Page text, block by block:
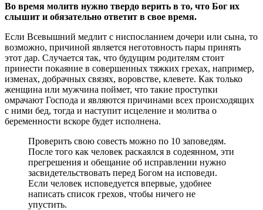
Во время молитв нужно твердо верить в то, что Бог их
слышит и обязательно ответит в свое время.
Если Всевышний медлит с ниспосланием дочери или сына, то
возможно, причиной является неготовность пары принять
этот дар. Случается так, что будущим родителям стоит
принести покаяние в совершенных тяжких грехах, например,
изменах, добрачных связях, воровстве, клевете. Как только
женщина или мужчина поймет, что такие проступки
омрачают Господа и являются причинами всех происходящих
с ними бед, тогда и наступит исцеление и молитва о
беременности вскоре будет исполнена.
Проверить свою совесть можно по 10 заповедям.
После того как человек раскаялся в содеянном, эти
прегрешения и обещание об исправлении нужно
засвидетельствовать перед Богом на исповеди.
Если человек исповедуется впервые, удобнее
написать список грехов, чтобы ничего не
упустить.